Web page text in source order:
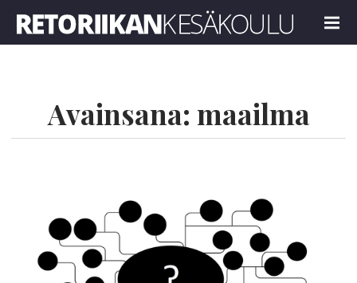
MENU
Avainsana: maailma